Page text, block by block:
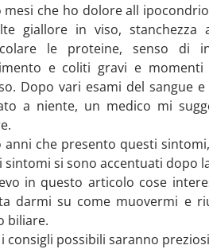
mesi che ho dolore all
giallore in viso, stanchezza
le proteine, senso di
e coliti gravi e
Dopo vari esami del sangue
a niente, un medico mi
anni che presento questi
si sono accentuati dopo
in questo articolo cose
darmi su come muovermi e
biliare.
consigli possibili saranno